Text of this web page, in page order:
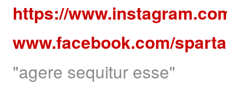
https://
www.facebook.com/
"agere sequitur esse"